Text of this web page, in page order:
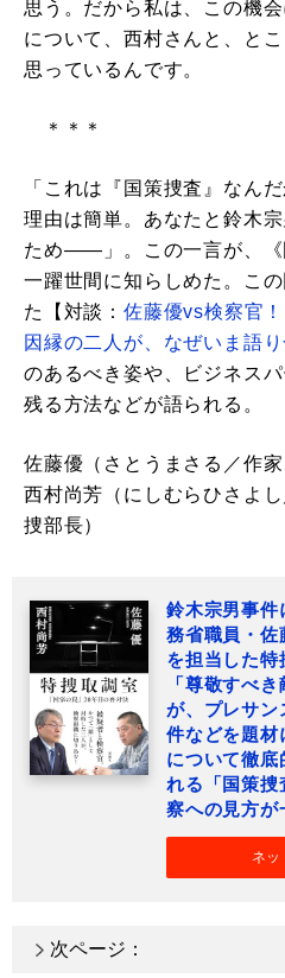
思う。だから私は、この機
について、西村さんと、と
思っているんです。
＊＊＊
「これは『国策捜査』なん
理由は簡単。あなたと鈴木
ため――」。この一言が、《
一躍世間に知らしめた。こ
た【対談： 佐藤優vs検察官
因縁の二人が、なぜいま語
のあるべき姿や、ビジネス
残る方法などが語られる。
佐藤優（さとうまさる／作
西村尚芳（にしむらひさよ
捜部長）
鈴木宗男事件
務省職員・佐
を担当した特
「尊敬すべ
が、プレサン
件などを題材
について徹底
れる「国策捜
察への見方が
ネッ
次ページ：